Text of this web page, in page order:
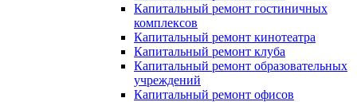
Капитальный ремонт гостиничных
комплексов
Капитальный ремонт кинотеатра
Капитальный ремонт клуба
Капитальный ремонт образовательных
учреждений
Капитальный ремонт офисов